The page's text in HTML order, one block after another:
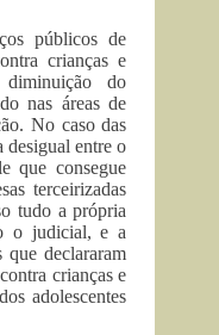
públicos de
crianças e
do
nas áreas de
No caso das
desigual entre o
que consegue
terceirizadas
tudo a própria
o judicial, e a
que declararam
crianças e
adolescentes